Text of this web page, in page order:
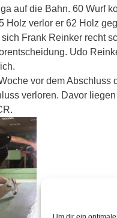
auf die Bahn. 60 Wurf
Holz verlor er 62 Holz
Frank Reinker recht
Udo
vor dem
verloren. Davor